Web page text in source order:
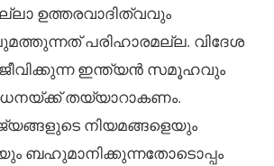
ഉത്തരവാദിത്വവും
പരിഹാരമല്ല. വിദേശ
ഇന്ത്യൻ സമൂഹവും
തയ്യാറാകണം.
നിയമങ്ങളെയും
ബഹുമാനിക്കുന്നതോടൊപ്പം